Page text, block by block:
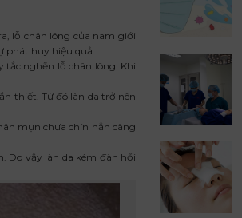
lỗ chân lông của nam giới
phát huy hiệu quả.
nghẽn lỗ chân lông. Khi
thiết. Từ đó làn da trở nên
mụn chưa chín hẳn càng
Do vậy làn da kém đàn hồi